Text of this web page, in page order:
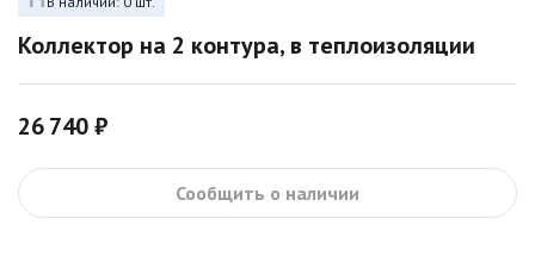
Коллектор на 2 контура, в теплоизоляции
26 740 ₽
Сообщить о наличии